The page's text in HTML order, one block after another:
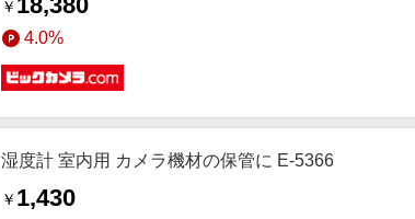
￥
4.0%
湿度計 室内用 カメラ機材の保管に E-5366
￥ 1,430